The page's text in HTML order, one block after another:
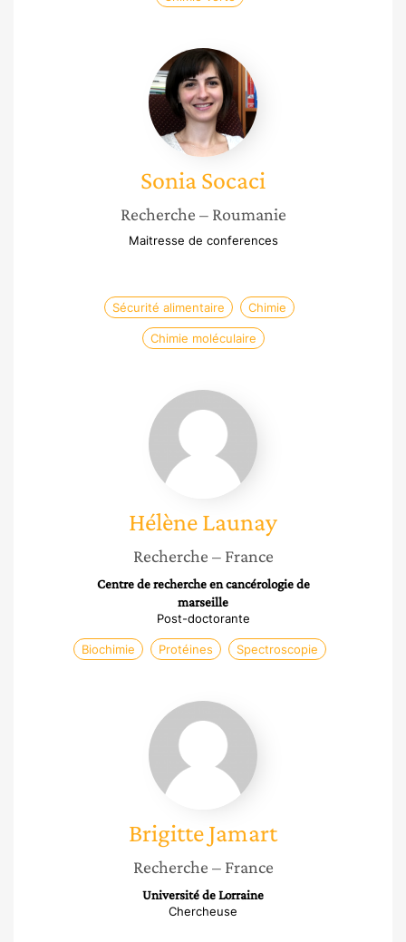
Sonia
Socaci
SoniaSocaci
Recherche – Roumanie
Maitresse de conferences
Sécurité alimentaire Chimie
Chimie moléculaire
Hélène
Launay
HélèneLaunay
Recherche – France
Centre de recherche en cancérologie de
marseille
Post-doctorante
Biochimie Protéines Spectroscopie
Brigitte
Jamart
BrigitteJamart
Recherche – France
Université de Lorraine
Chercheuse